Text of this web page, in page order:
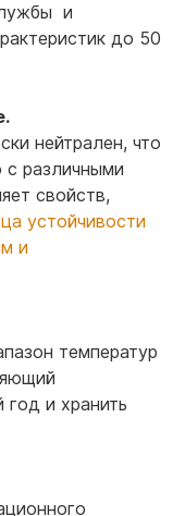
и
до 50
нейтрален, что
с различными
свойств,
устойчивости
и
температур
год и хранить